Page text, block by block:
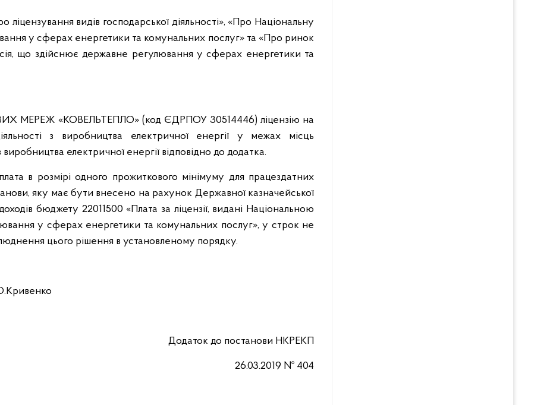
ліцензування видів господарської діяльності», «Про Національну
у сферах енергетики та комунальних послуг» та «Про ринок
що здійснює державне регулювання у сферах енергетики та
МЕРЕЖ «КОВЕЛЬТЕПЛО» (код ЄДРПОУ 30514446) ліцензію на
з виробництва електричної енергії у межах місць
електричної енергії відповідно до додатка.
в розмірі одного прожиткового мінімуму для працездатних
яку має бути внесено на рахунок Державної казначейської
бюджету 22011500 «Плата за ліцензії, видані Національною
у сферах енергетики та комунальних послуг», у строк не
цього рішення в установленому порядку.
Додаток до постанови НКРЕКП
26.03.2019 № 404